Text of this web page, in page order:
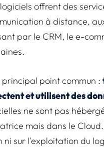
offrent des
à distance,
par le CRM, le e-
principal point commun :
et utilisent des
ne sont pas
mais dans le
ni sur l'exploitation du